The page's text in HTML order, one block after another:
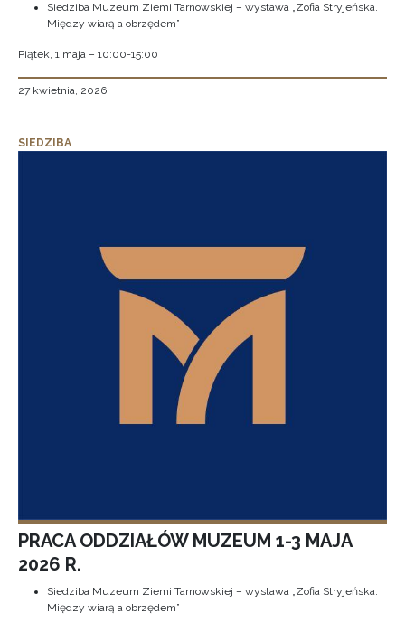
Siedziba Muzeum Ziemi Tarnowskiej – wystawa „Zofia Stryjeńska.
Między wiarą a obrzędem”
Piątek, 1 maja – 10:00-15:00
27 kwietnia, 2026
SIEDZIBA
PRACA ODDZIAŁÓW MUZEUM 1-3 MAJA
2026 R.
Siedziba Muzeum Ziemi Tarnowskiej – wystawa „Zofia Stryjeńska.
Między wiarą a obrzędem”